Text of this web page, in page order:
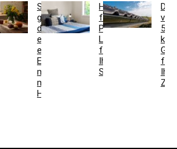
So
gestaltest
du
ein
einladendes
Esszimmer
mit
modernen
Holzmöbeln
Hotelbettwäsche
für
Privatkunden:
Luxus
für
Ihr
Schlafzimmer
5
für
Ihr